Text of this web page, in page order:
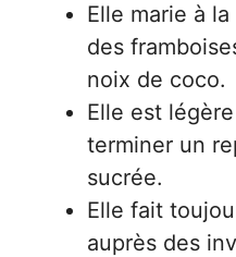
Elle marie à
des
noix de coco.
Elle est
terminer un
sucrée.
Elle fait
auprès des